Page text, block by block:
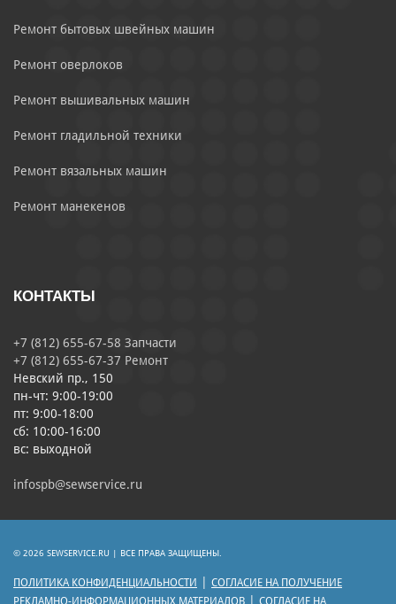
Ремонт бытовых швейных машин
Ремонт оверлоков
Ремонт вышивальных машин
Ремонт гладильной техники
Ремонт вязальных машин
Ремонт манекенов
КОНТАКТЫ
+7 (812) 655-67-58 Запчасти
+7 (812) 655-67-37 Ремонт
Невский пр., 150
пн-чт: 9:00-19:00
пт: 9:00-18:00
сб: 10:00-16:00
вс: выходной
infospb@sewservice.ru
© 2026 SEWSERVICE.RU | ВСЕ ПРАВА ЗАЩИЩЕНЫ.
ПОЛИТИКА КОНФИДЕНЦИАЛЬНОСТИ
СОГЛАСИЕ НА ПОЛУЧЕНИЕ
РЕКЛАМНО-ИНФОРМАЦИОННЫХ МАТЕРИАЛОВ
СОГЛАСИЕ НА